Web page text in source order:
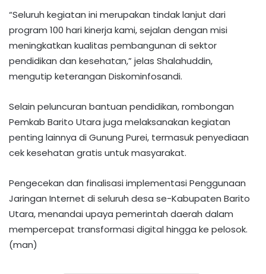
​“Seluruh kegiatan ini merupakan tindak lanjut dari
program 100 hari kinerja kami, sejalan dengan misi
meningkatkan kualitas pembangunan di sektor
pendidikan dan kesehatan,” jelas Shalahuddin,
mengutip keterangan Diskominfosandi.
Selain peluncuran bantuan pendidikan, rombongan
Pemkab Barito Utara juga melaksanakan kegiatan
penting lainnya di Gunung Purei, termasuk penyediaan
cek kesehatan gratis untuk masyarakat.​
Pengecekan dan finalisasi implementasi Penggunaan
Jaringan Internet di seluruh desa se-Kabupaten Barito
Utara, menandai upaya pemerintah daerah dalam
mempercepat transformasi digital hingga ke pelosok.
(man)